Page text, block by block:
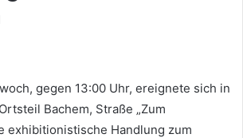
gegen 13:00 Uhr, ereignete sich in
Bachem, Straße „Zum
exhibitionistische Handlung zum